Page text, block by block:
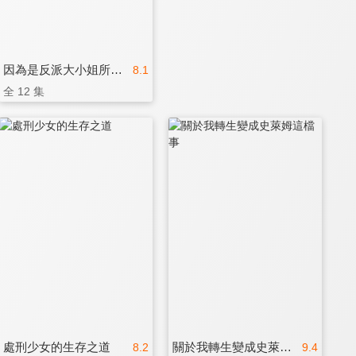
8.1
因為是反派大小姐所以養了魔王
全 12 集
8.2
處刑少女的生存之道 9.4
關於我轉生變成史萊姆這檔事